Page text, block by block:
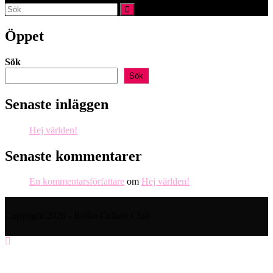
Öppet
Sök
Sök
Senaste inläggen
Hej världen!
Senaste kommentarer
En kommentarsförfattare om Hej världen!